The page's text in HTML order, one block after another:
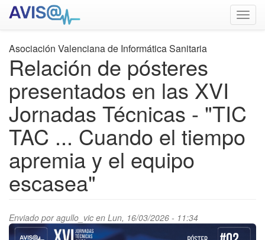
Pasar
Asociación Valenciana de Informática Sanitaria
Relación de pósteres
presentados en las XVI
Jornadas Técnicas - "TIC
TAC ... Cuando el tiempo
apremia y el equipo
escasea"
Enviado poragullo_vic en Lun, 16/03/2026 - 11:34